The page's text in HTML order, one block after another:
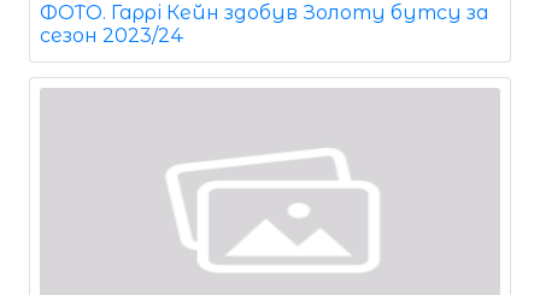
ФОТО. Гаррі Кейн здобув Золоту бутсу за
сезон 2023/24